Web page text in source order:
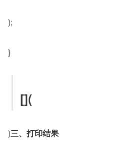
);
}
[](
)三、打印结果